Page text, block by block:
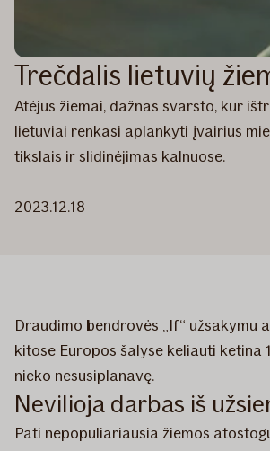
Trečdalis lietuvių
Atėjus žiemai, dažnas svarsto, kur
lietuviai renkasi aplankyti įvairius
tikslais ir slidinėjimas kalnuose.
2023.12.18
Draudimo bendrovės „If“ užsakymu
kitose Europos šalyse keliauti ketina
nieko nesusiplanavę.
Nevilioja darbas iš
Pati nepopuliariausia žiemos